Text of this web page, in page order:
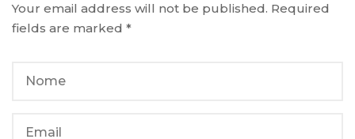
Your email address will not be published. Required
fields are marked *